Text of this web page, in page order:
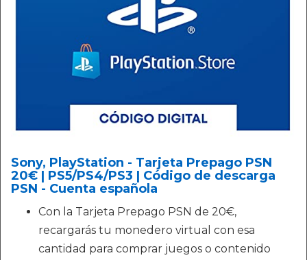
Sony, PlayStation - Tarjeta Prepago PSN
20€ | PS5/PS4/PS3 | Código de descarga
PSN - Cuenta española
Con la Tarjeta Prepago PSN de 20€,
recargarás tu monedero virtual con esa
cantidad para comprar juegos o contenido